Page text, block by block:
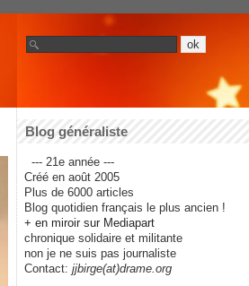
Blog généraliste
--- 21e année ---
Créé en août 2005
Plus de 6000 articles
Blog quotidien français le plus ancien !
+ en miroir sur Mediapart
chronique solidaire et militante
non je ne suis pas journaliste
Contact: jjbirge(at)drame.org